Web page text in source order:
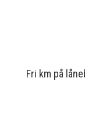
Fri km på